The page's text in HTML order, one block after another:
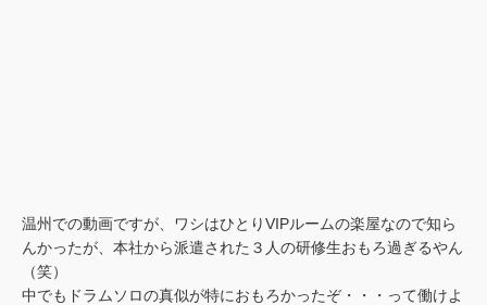
温州での動画ですが、ワシはひとりVIPルームの楽屋なので知ら
んかったが、本社から派遣された３人の研修生おもろ過ぎるやん
（笑）
中でもドラムソロの真似が特におもろかったぞ・・・って働けよ